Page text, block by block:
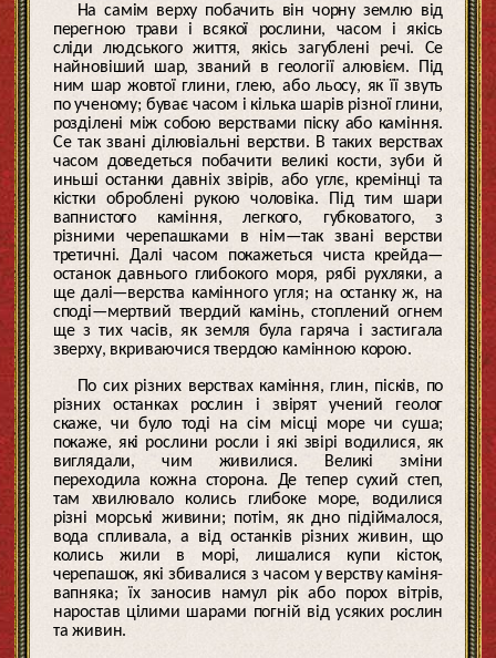
На самім верху побачить він чорну землю від
перегною трави і всякої рослини, часом і якісь
сліди людського життя, якісь загублені речі. Се
найновіший шар, званий в геології алювієм. Під
ним шар жовтої глини, глею, або льосу, як її звуть
по ученому; буває часом і кілька шарів різної глини,
розділені між собою верствами піску або каміння.
Се так звані ділювіальні верстви. В таких верствах
часом доведеться побачити великі кости, зуби й
иньші останки давніх звірів, або углє, кремінці та
кістки оброблені рукою чоловіка. Під тим шари
вапнистого каміння, легкого, губковатого, з
різними черепашками в нім—так звані верстви
третичні. Далі часом покажеться чиста крейда—
останок давнього глибокого моря, рябі рухляки, а
ще далі—верства камінного угля; на останку ж, на
споді—мертвий твердий камінь, стоплений огнем
ще з тих часів, як земля була гаряча і застигала
зверху, вкриваючися твердою камінною корою.
По сих різних верствах каміння, глин, пісків, по
різних останках рослин і звірят учений геолог
скаже, чи було тоді на сім місці море чи суша;
покаже, які рослини росли і які звірі водилися, як
виглядали, чим живилися. Великі зміни
переходила кожна сторона. Де тепер сухий степ,
там хвилювало колись глибоке море, водилися
різні морські живини; потім, як дно підіймалося,
вода спливала, а від останків різних живин, що
колись жили в морі, лишалися купи кісток,
черепашок, які збивалися з часом у верству каміня-
вапняка; їх заносив намул рік або порох вітрів,
наростав цілими шарами погній від усяких рослин
та живин.